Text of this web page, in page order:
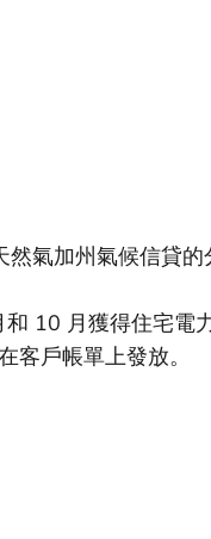
氣加州氣候信貸
10 月獲得住宅
戶帳單上發放。